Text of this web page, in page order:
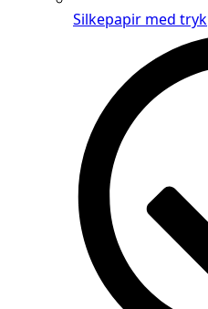
Silkepapir med tryk